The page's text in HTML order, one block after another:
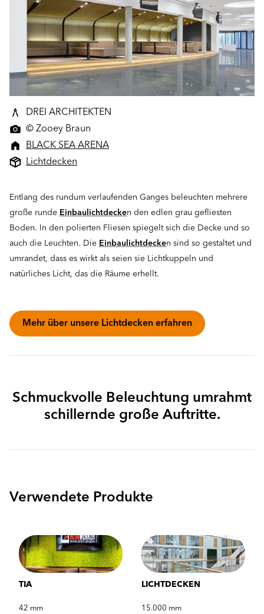
DREI ARCHITEKTEN
© Zooey Braun
BLACK SEA ARENA
Lichtdecken
Entlang des rundum verlaufenden Ganges beleuchten mehrere
große runde Einbaulichtdecken den edlen grau gefliesten
Boden. In den polierten Fliesen spiegelt sich die Decke und so
auch die Leuchten. Die Einbaulichtdecken sind so gestaltet und
umrandet, dass es wirkt als seien sie Lichtkuppeln und
natürliches Licht, das die Räume erhellt.
Mehr über unsere Lichtdecken erfahren
Schmuckvolle Beleuchtung umrahmt
schillernde große Auftritte.
Verwendete Produkte
TIA
42 mm
LICHTDECKEN
15.000 mm